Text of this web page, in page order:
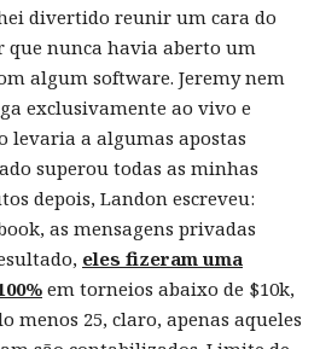
divertido reunir um cara do
que nunca havia aberto um
algum software. Jeremy nem
exclusivamente ao vivo e
levaria a algumas apostas
superou todas as minhas
depois, Landon escreveu:
as mensagens privadas
eles fizeram uma
em torneios abaixo de $10k,
menos 25, claro, apenas aqueles